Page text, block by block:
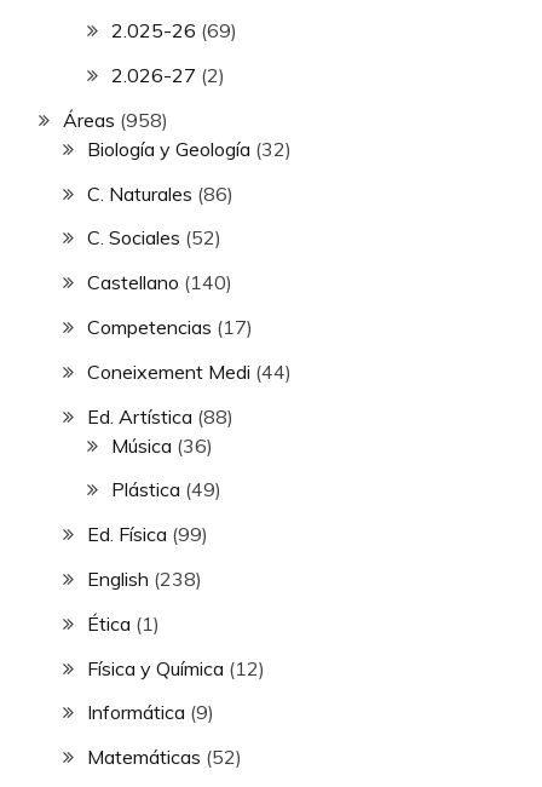
2.025-26 (69)
2.026-27 (2)
Áreas (958)
Biología y Geología (32)
C. Naturales (86)
C. Sociales (52)
Castellano (140)
Competencias (17)
Coneixement Medi (44)
Ed. Artística (88)
Música (36)
Plástica (49)
Ed. Física (99)
English (238)
Ética (1)
Física y Química (12)
Informática (9)
Matemáticas (52)